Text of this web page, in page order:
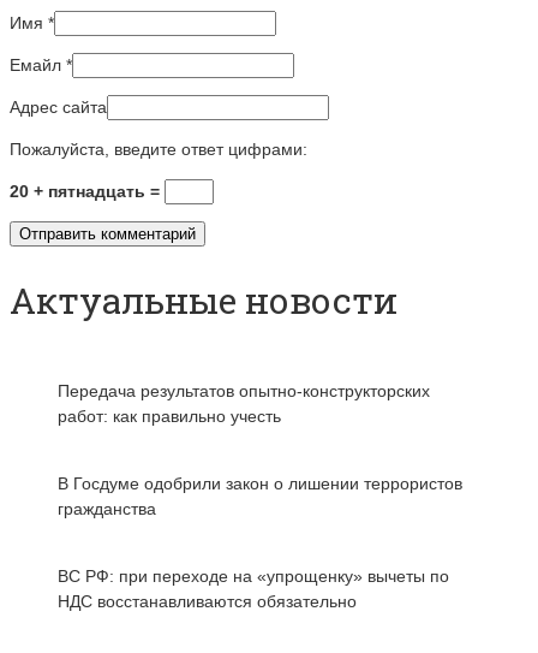
Имя *
Емайл *
Адрес сайта
Пожалуйста, введите ответ цифрами:
20 + пятнадцать =
Актуальные новости
Передача результатов опытно-конструкторских
работ: как правильно учесть
В Госдуме одобрили закон о лишении террористов
гражданства
ВС РФ: при переходе на «упрощенку» вычеты по
НДС восстанавливаются обязательно